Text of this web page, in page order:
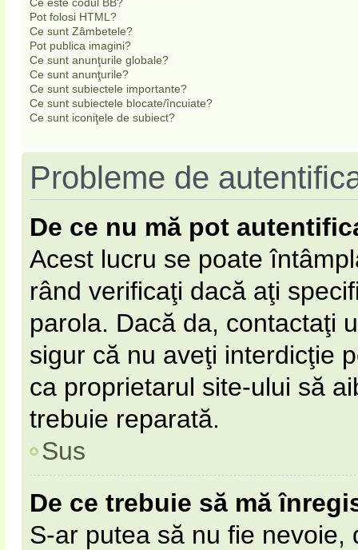
Ce este codul BB?
Pot folosi HTML?
Ce sunt Zâmbetele?
Pot publica imagini?
Ce sunt anunţurile globale?
Ce sunt anunţurile?
Ce sunt subiectele importante?
Ce sunt subiectele blocate/încuiate?
Ce sunt iconiţele de subiect?
Probleme de
De ce nu mă pot
Acest lucru se poate
rând verificaţi dacă aţi
parola. Dacă da, contactaţi
sigur că nu aveţi interdicţie
ca proprietarul site-ului să
trebuie reparată.
Sus
De ce trebuie să mă
S-ar putea să nu fie